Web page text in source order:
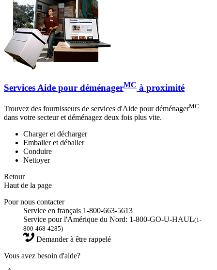
Services Aide pour déménagerMC à proximité
Trouvez des fournisseurs de services d'Aide pour déménagerMC
dans votre secteur et déménagez deux fois plus vite.
Charger et décharger
Emballer et déballer
Conduire
Nettoyer
Retour
Haut de la page
Pour nous contacter
Service en français 1-800-663-5613
Service pour l'Amérique du Nord: 1-800-GO-U-HAUL(1-
800-468-4285)
Demander à être rappelé
Vous avez besoin d'aide?